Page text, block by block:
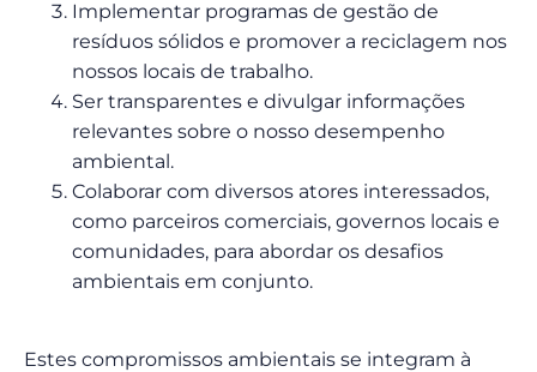
Implementar programas de gestão de
resíduos sólidos e promover a reciclagem nos
nossos locais de trabalho.
Ser transparentes e divulgar informações
relevantes sobre o nosso desempenho
ambiental.
Colaborar com diversos atores interessados,
como parceiros comerciais, governos locais e
comunidades, para abordar os desafios
ambientais em conjunto.
Estes compromissos ambientais se integram à